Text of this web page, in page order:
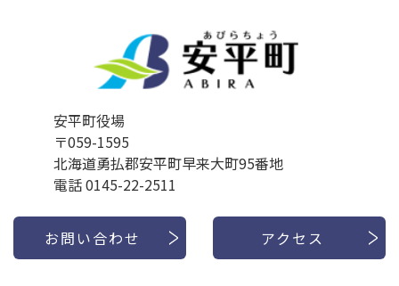
安平町役場
〒059-1595
北海道勇払郡安平町早来大町95番地
電話 0145-22-2511
お問い合わせ アクセス